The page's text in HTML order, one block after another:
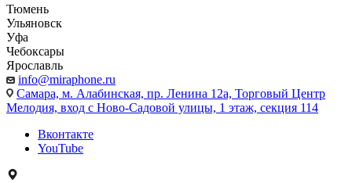
Тюмень
Ульяновск
Уфа
Чебоксары
Ярославль
info@miraphone.ru
Самара, м. Алабинская, пр. Ленина 12а, Торговый Центр
Мелодия, вход с Ново-Садовой улицы, 1 этаж, секция 114
Вконтакте
YouTube